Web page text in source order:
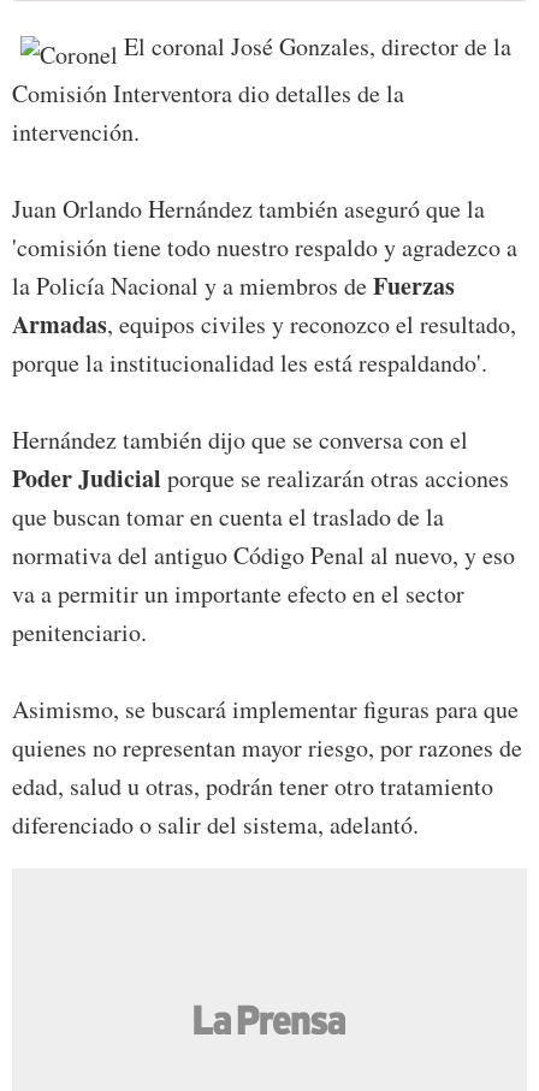
El coronal José Gonzales, director de la
Comisión Interventora dio detalles de la
intervención.
Juan Orlando Hernández también aseguró que la
'comisión tiene todo nuestro respaldo y agradezco a
la Policía Nacional y a miembros deFuerzas
Armadas, equipos civiles y reconozco el resultado,
porque la institucionalidad les está respaldando'.
Hernández también dijo que se conversa con el
Poder Judicial porque se realizarán otras acciones
que buscan tomar en cuenta el traslado de la
normativa del antiguo Código Penal al nuevo, y eso
va a permitir un importante efecto en el sector
penitenciario.
Asimismo, se buscará implementar figuras para que
quienes no representan mayor riesgo, por razones de
edad, salud u otras, podrán tener otro tratamiento
diferenciado o salir del sistema, adelantó.